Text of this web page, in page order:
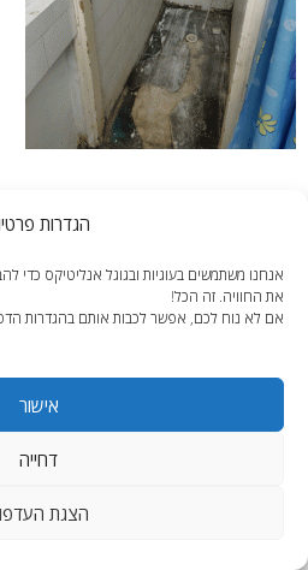
הגדרות
אנחנו משתמשים בעוגיות ובגוגל אנליטיקס כדי
את החוויה. זה הכל!
אם לא נוח לכם, אפשר לכבות אותם בהגדרות
אישור
דחייה
הצגת
: AccessPress Lite